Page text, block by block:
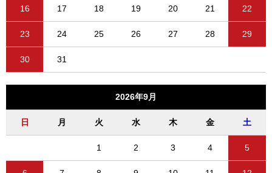
16 17 18 19 20 21 22
23 24 25 26 27 28 29
30 31
2026年9月
日 月 火 水 木 金 土
1 2 3 4 5